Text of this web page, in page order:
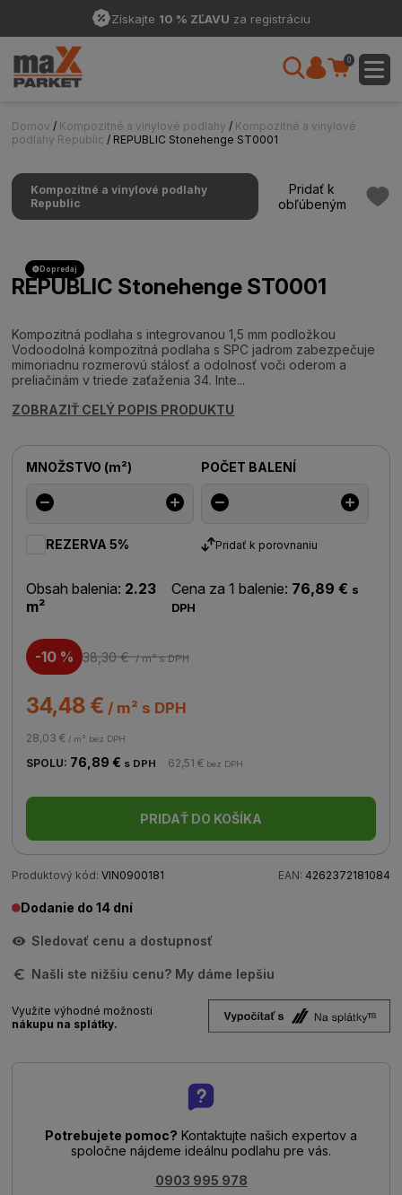
Získajte 10 % ZĽAVU za registráciu
0
Domov / Kompozitné a vinylové podlahy / Kompozitné a vinylové
podlahy Republic / REPUBLIC Stonehenge ST0001
Kompozitné a vinylové podlahy
Republic
Pridať k
obľúbeným
Dopredaj
REPUBLIC Stonehenge ST0001
Kompozitná podlaha s integrovanou 1,5 mm podložkou
Vodoodolná kompozitná podlaha s SPC jadrom zabezpečuje
mimoriadnu rozmerovú stálosť a odolnosť voči oderom a
preliačinám v triede zaťaženia 34. Inte...
ZOBRAZIŤ CELÝ POPIS PRODUKTU
MNOŽSTVO (m²) POČET BALENÍ
REZERVA 5% Pridať k porovnaniu
Obsah balenia: 2.23
m²
Cena za 1 balenie: 76,89 € s
DPH
-10 % 38,30 €/ m²s DPH
34,48 € / m² s DPH
28,03 € / m² bez DPH
SPOLU: 76,89 € s DPH 62,51 € bez DPH
PRIDAŤ DO KOŠÍKA
Produktový kód: VIN0900181 EAN: 4262372181084
Dodanie do 14 dní
Sledovať cenu a dostupnosť
Našli ste nižšiu cenu? My dáme lepšiu
Využite výhodné možnosti
nákupu na splátky.
Potrebujete pomoc? Kontaktujte našich expertov a
spoločne nájdeme ideálnu podlahu pre vás.
0903 995 978